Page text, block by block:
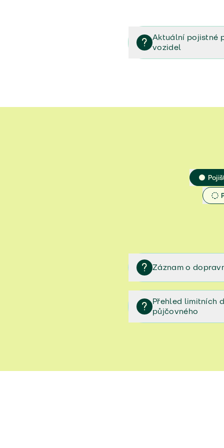
Aktuální pojistné
vozidel
Veřejný příslib -
Záznam o
Záznam o dopravní
Přehled limitních
půjčovného